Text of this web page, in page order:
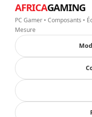
AFRICAGAMING
PC Gamer • Composants •
Mesure